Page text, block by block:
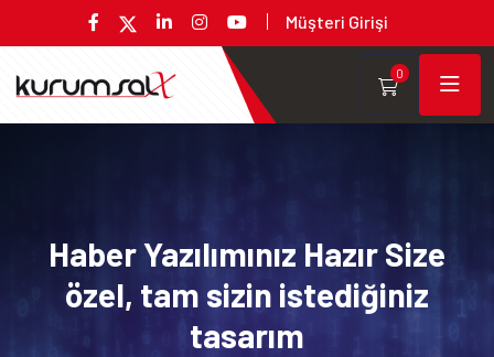
Müşteri Girişi
0
Haber Yazılımınız Hazır Size
özel, tam sizin istediğiniz
tasarım